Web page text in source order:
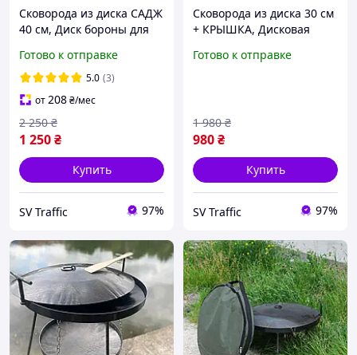
Сковорода из диска САДЖ
40 см, Диск бороны для
пикника, Сковородка
дисковая гриль для
костра туристическая
Готово к отправке
5.0 (3)
от208₴/мес
1 250₴
2 250 ₴
Купить
SV Traffic 97%
Сковорода из диска 30 см
+ КРЫШКА, Дисковая
туристическая, Диск
Готово к отправке
980₴
1 980 ₴
Купить
SV Traffic 97%